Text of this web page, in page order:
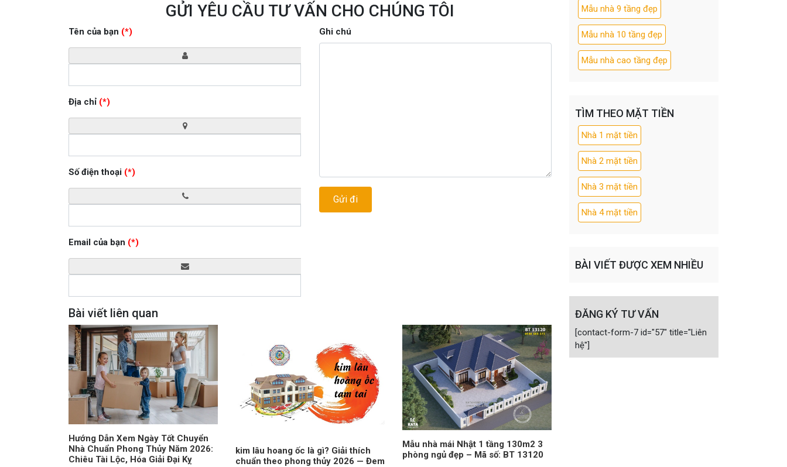
GỬI YÊU CẦU TƯ VẤN CHO CHÚNG TÔI
Tên của bạn (*)
Địa chỉ (*)
Số điện thoại (*)
Email của bạn (*)
Ghi chú
Bài viết liên quan
Hướng Dẫn Xem Ngày Tốt Chuyển
Nhà Chuẩn Phong Thủy Năm 2026:
Chiêu Tài Lộc, Hóa Giải Đại Kỵ
kim lâu hoang ốc là gì? Giải thích
chuẩn theo phong thủy 2026 — Đem
Mẫu nhà mái Nhật 1 tầng 130m2 3
phòng ngủ đẹp – Mã số: BT 13120
Mẫu nhà 9 tầng đẹp
Mẫu nhà 10 tầng đẹp
Mẫu nhà cao tầng đẹp
TÌM THEO MẶT TIỀN
Nhà 1 mặt tiền
Nhà 2 mặt tiền
Nhà 3 mặt tiền
Nhà 4 mặt tiền
BÀI VIẾT ĐƯỢC XEM NHIỀU
ĐĂNG KÝ TƯ VẤN
[contact-form-7 id="57" title="Liên
hệ"]